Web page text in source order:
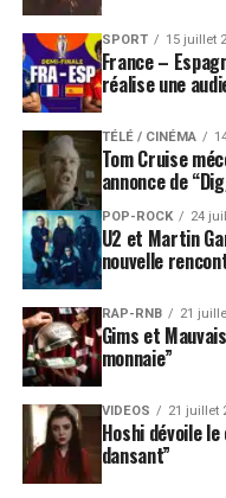
SPORT 15 juillet
France –
réalise une
TÉLÉ / CINÉMA
Tom Cruise
annonce de
POP-ROCK 24
U2 et Martin
nouvelle
RAP-RNB 21
Gims et
monnaie”
VIDEOS 21 juillet
Hoshi dévoile
dansant”